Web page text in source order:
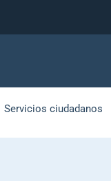
Servicios ciudadanos